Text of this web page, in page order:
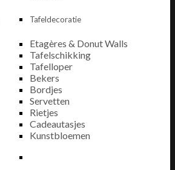
Tafeldecoratie
Etagères & Donut Walls
Tafelschikking
Tafelloper
Bekers
Bordjes
Servetten
Rietjes
Cadeautasjes
Kunstbloemen